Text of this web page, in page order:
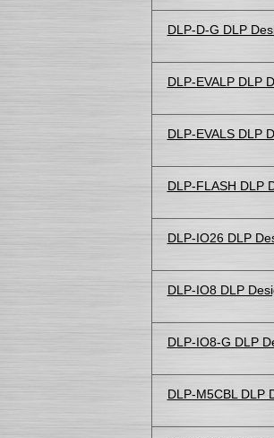
DLP-D-G DLP
DLP-EVALP DLP
DLP-EVALS DLP
DLP-FLASH DLP
DLP-IO26 DLP
DLP-IO8 DLP
DLP-IO8-G DLP
DLP-M5CBL DLP